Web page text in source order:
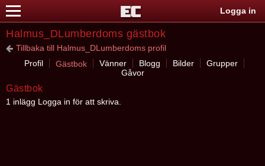
Logga in
Halmus_DLumberdoms gästbok
Tillbaka till Halmus_DLumberdoms profil
Profil
Gästbok Vänner Blogg Bilder
Grupper
Gåvor
Gästbok
1 inlägg Logga in för att skriva.